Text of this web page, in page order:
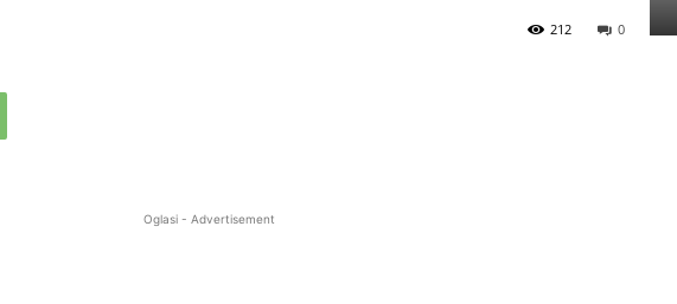
0
212
Oglasi - Advertisement